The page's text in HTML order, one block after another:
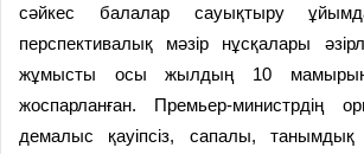
сәйкес балалар сауықтыру
перспективалық мәзір нұсқалары
жұмысты осы жылдың 10
жоспарланған. Премьер-министрдің
демалыс қауіпсіз, сапалы, танымдық